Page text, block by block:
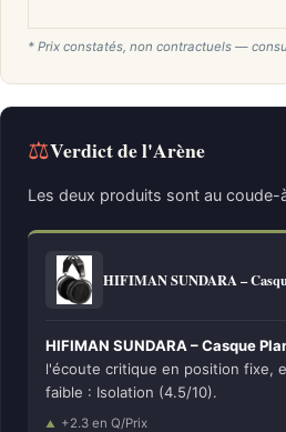
* Prix constatés, non contractuels —
⚖Verdict de l'Arène
Les deux produits sont au
HIFIMAN SUNDARA –
HIFIMAN SUNDARA – Casque
l'écoute critique en position fixe,
faible : Isolation (4.5/10).
+2.3 en Q/Prix